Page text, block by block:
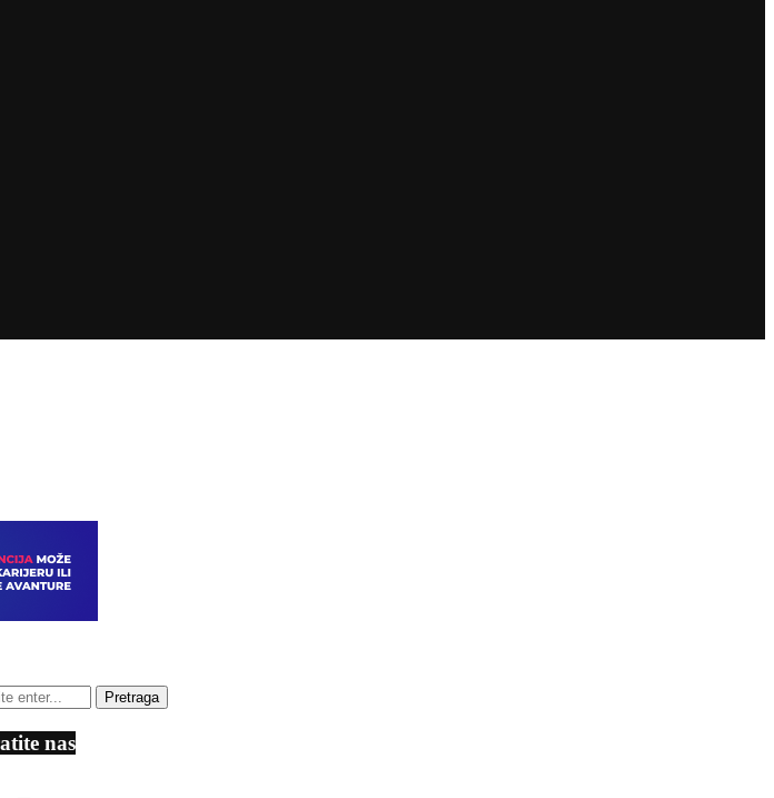
nas